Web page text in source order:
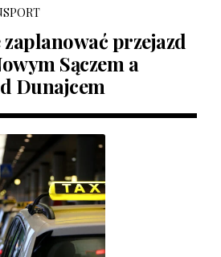
przejazd
Sączem a
Dunajcem